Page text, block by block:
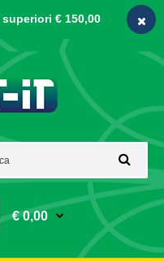
superiori € 150,00
€ 0,00